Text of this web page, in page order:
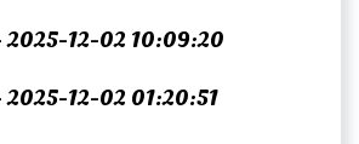
2025-12-02 10:09:20
2025-12-02 01:20:51